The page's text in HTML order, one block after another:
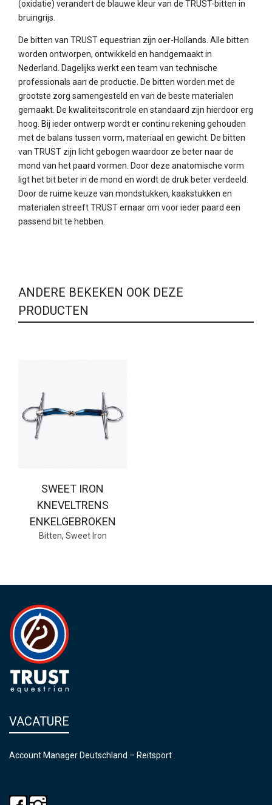
(oxidatie) verandert de blauwe kleur van de TRUST-bitten in
bruingrijs.
De bitten van TRUST equestrian zijn oer-Hollands. Alle bitten
worden ontworpen, ontwikkeld en handgemaakt in
Nederland. Dagelijks werkt een team van technische
professionals aan de productie. De bitten worden met de
grootste zorg samengesteld en van de beste materialen
gemaakt. De kwaliteitscontrole en standaard zijn hierdoor erg
hoog. Bij ieder ontwerp wordt er continu rekening gehouden
met de balans tussen vorm, materiaal en gewicht. De bitten
van TRUST zijn licht gebogen waardoor ze beter naar de
mond van het paard vormen. Door deze anatomische vorm
ligt het bit beter in de mond en wordt de druk beter verdeeld.
Door de ruime keuze van mondstukken, kaakstukken en
materialen streeft TRUST ernaar om voor ieder paard een
passend bit te hebben.
ANDERE BEKEKEN OOK DEZE
PRODUCTEN
SWEET IRON
KNEVELTRENS
ENKELGEBROKEN
Bitten, Sweet Iron
VACATURE
Account Manager Deutschland – Reitsport